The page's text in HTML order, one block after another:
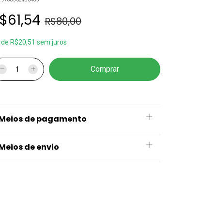
R$80,00
de R$20,51 sem juros
de pagamento
de envio